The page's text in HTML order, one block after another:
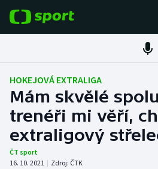
Fotbal
Hokej
Tenis
Atletika
HOKEJOVÁ EXTRALIGA
Mám skvělé
trenéři mi věří,
extraligový
ČT sport
16. 10. 2021 | Zdroj: ČTK